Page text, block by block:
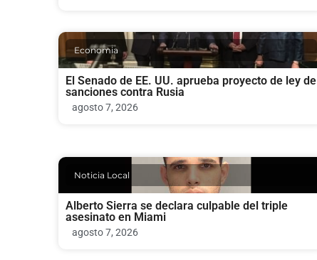
Economia
El Senado de EE. UU. aprueba proyecto de ley de
sanciones contra Rusia
agosto 7, 2026
Noticia Local
Alberto Sierra se declara culpable del triple
asesinato en Miami
agosto 7, 2026